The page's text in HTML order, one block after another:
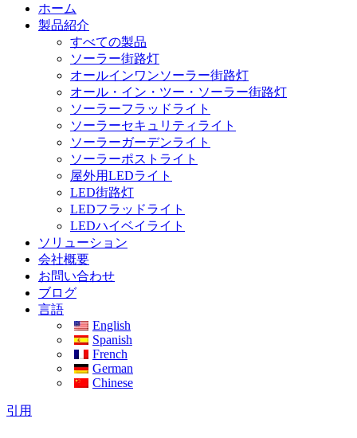
ホーム
製品紹介
すべての製品
ソーラー街路灯
オールインワンソーラー街路灯
オール・イン・ツー・ソーラー街路灯
ソーラーフラッドライト
ソーラーセキュリティライト
ソーラーガーデンライト
ソーラーポストライト
屋外用LEDライト
LED街路灯
LEDフラッドライト
LEDハイベイライト
ソリューション
会社概要
お問い合わせ
ブログ
言語
English
Spanish
French
German
Chinese
引用